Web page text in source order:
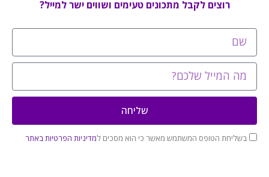
רוצים לקבל מתכונים טעימים ושווים ישר למייל?
בשליחת הטופס המשתמש מאשר כי הוא מסכים למדיניות הפרטיות באתר
שליחה